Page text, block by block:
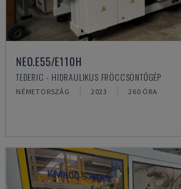
NEO.E55/E110H
TEDERIC - HIDRAULIKUS FRÖCCSÖNTŐGÉP
NÉMETORSZÁG 2023 260 ÓRA